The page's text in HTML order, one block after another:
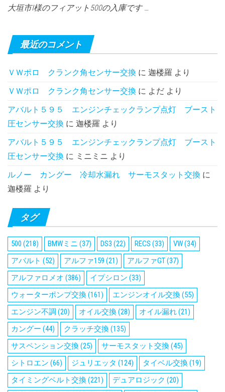
大垣市I様のフィアット500の入庫です …
最近のコメント
ＶＷポロ クランク角センサー交換 に 迦楼羅 より
ＶＷポロ クランク角センサー交換 に よだ より
アバルト５９５ エンジンチェックランプ点灯 ブースト
圧センサー交換 に 迦楼羅 より
アバルト５９５ エンジンチェックランプ点灯 ブースト
圧センサー交換 に ミニミニ より
ルノー カングー 冷却水漏れ サーモスタット交換 に
迦楼羅 より
タグ
500 (218) BMWミニ (37) DS3 (22) RECS (33) VW(34)
アバルト (52) アルファ159 (21) アルファGT(37)
アルファロメオ (386) イプシロン (33)
ウォーターポンプ交換(161) エンジンオイル交換(55)
エンジン不調 (20) オイル交換(28) オイル漏れ(21)
カングー (44) クラッチ交換(135)
サスペンション交換(25) サーモスタット交換(45)
シトロエン (66) ジュリエッタ (124) タイベル交換(19)
タイミングベルト交換(221) デュアロジック (20)